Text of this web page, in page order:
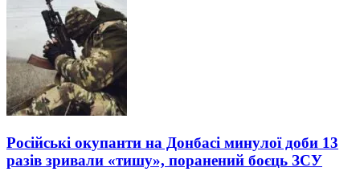
Російські окупанти на Донбасі минулої доби 13
разів зривали «тишу», поранений боєць ЗСУ